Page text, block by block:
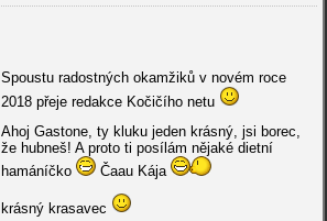
Spoustu radostných okamžiků v novém roce
2018 přeje redakce Kočičího netu
Ahoj Gastone, ty kluku jeden krásný, jsi borec,
že hubneš! A proto ti posílám nějaké dietní
hamáníčko
Čaau Kája
krásný krasavec